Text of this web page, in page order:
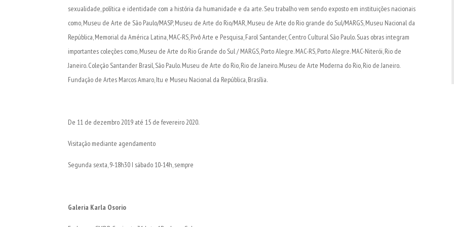
sexualidade, política e identidade com a história da humanidade e da arte. Seu trabalho vem sendo exposto em instituições nacionais
como, Museu de Arte de São Paulo/MASP, Museu de Arte do Rio/MAR, Museu de Arte do Rio grande do Sul/MARGS, Museu Nacional da
República, Memorial da América Latina, MAC-RS, Pivô Arte e Pesquisa, Farol Santander, Centro Cultural São Paulo. Suas obras integram
importantes coleções como, Museu de Arte do Rio Grande do Sul / MARGS, Porto Alegre. MAC-RS, Porto Alegre. MAC-Niterói, Rio de
Janeiro. Coleção Santander Brasil, São Paulo. Museu de Arte do Rio, Rio de Janeiro. Museu de Arte Moderna do Rio, Rio de Janeiro.
Fundação de Artes Marcos Amaro, Itu e Museu Nacional da República, Brasília.
De 11 de dezembro 2019 até 15 de fevereiro 2020.
Visitação mediante agendamento
Segunda sexta, 9-18h30 I sábado 10-14h, sempre
Galeria Karla Osorio